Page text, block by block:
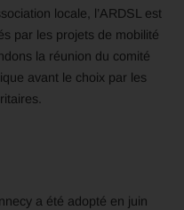
locale, l’ARDSL est
par les projets de mobilité
la réunion du comité
avant le choix par les
a été adopté en juin